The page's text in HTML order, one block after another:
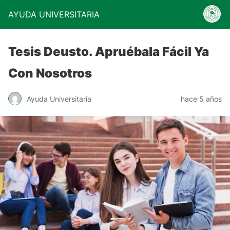
AYUDA UNIVERSITARIA
Tesis Deusto. Apruébala Fácil Ya
Con Nosotros
Ayuda Universitaria hace 5 años